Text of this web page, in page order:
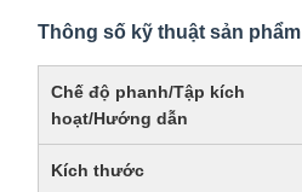
Thông số kỹ thuật sản phẩm
Chế độ phanh/Tập kích
hoạt/Hướng dẫn
Kích thước